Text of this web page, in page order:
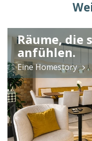
Räume, die
anfühlen.
Eine Homestory